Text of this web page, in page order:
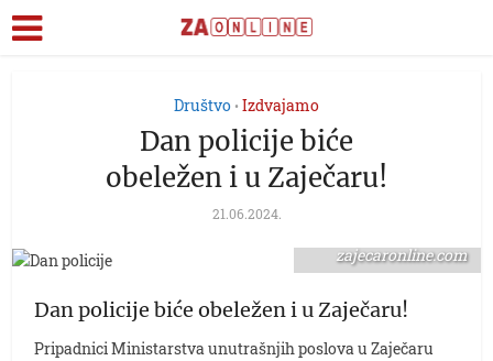
Društvo • Izdvajamo
Dan policije biće
obeležen i u Zaječaru!
21.06.2024.
zajecaronline.com
Dan policije biće obeležen i u Zaječaru!
Pripadnici Ministarstva unutrašnjih poslova u Zaječaru